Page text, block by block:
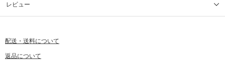
レビュー
配送・送料について
返品について